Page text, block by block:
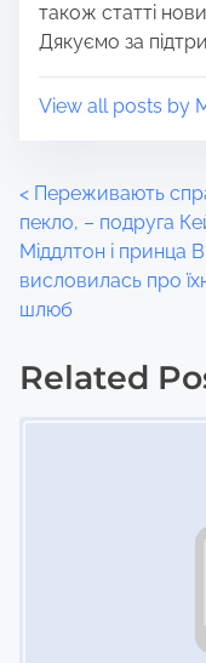
також статті
Дякуємо за
View all posts by
P
o
s
s
< Переживають
пекло, – подруга
Міддлтон і принца
висловилась про
шлюб
Related